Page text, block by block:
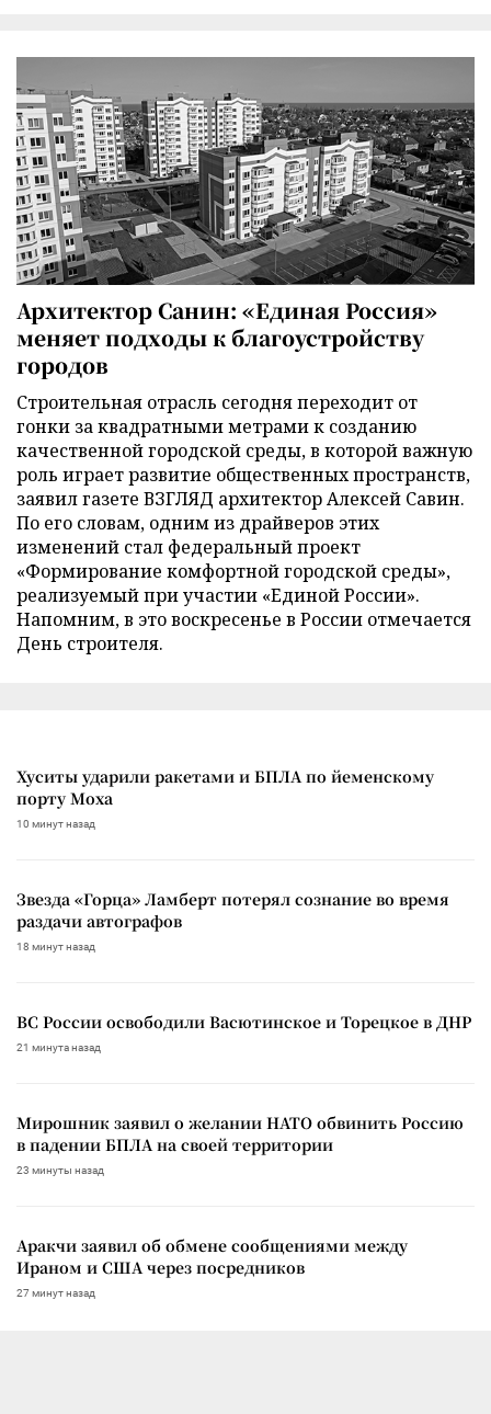
Архитектор Санин: «Единая Россия»
меняет подходы к благоустройству
городов
Строительная отрасль сегодня переходит от
гонки за квадратными метрами к созданию
качественной городской среды, в которой важную
роль играет развитие общественных пространств,
заявил газете ВЗГЛЯД архитектор Алексей Савин.
По его словам, одним из драйверов этих
изменений стал федеральный проект
«Формирование комфортной городской среды»,
реализуемый при участии «Единой России».
Напомним, в это воскресенье в России отмечается
День строителя.
Хуситы ударили ракетами и БПЛА по йеменскому
порту Моха
10 минут назад
Звезда «Горца» Ламберт потерял сознание во время
раздачи автографов
18 минут назад
ВС России освободили Васютинское и Торецкое в ДНР
21 минута назад
Мирошник заявил о желании НАТО обвинить Россию
в падении БПЛА на своей территории
23 минуты назад
Аракчи заявил об обмене сообщениями между
Ираном и США через посредников
27 минут назад